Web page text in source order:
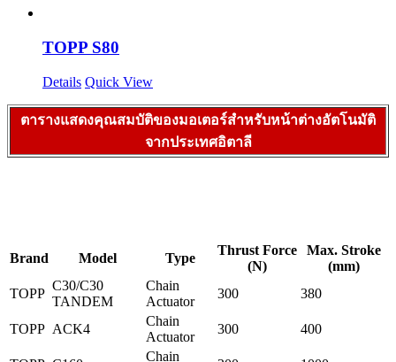
TOPP S80
Details Quick View
ตารางแสดงคุณสมบัติของมอเตอร์สำหรับหน้าต่างอัตโนมัติ
จากประเทศอิตาลี
Brand Model Type
Thrust Force
(N)
Max. Stroke
(mm)
TOPP
C30/C30
TANDEM
Chain
Actuator
300 380
TOPP ACK4
Chain
Actuator
300 400
Chain